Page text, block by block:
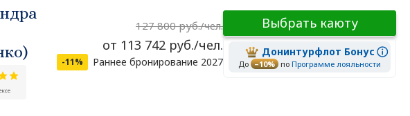
127 800 руб./чел.
от 113 742 руб./чел.
-11% Раннее бронирование 2027
Выбрать каюту
Донинтурфлот Бонус
До –10% по Программе лояльности